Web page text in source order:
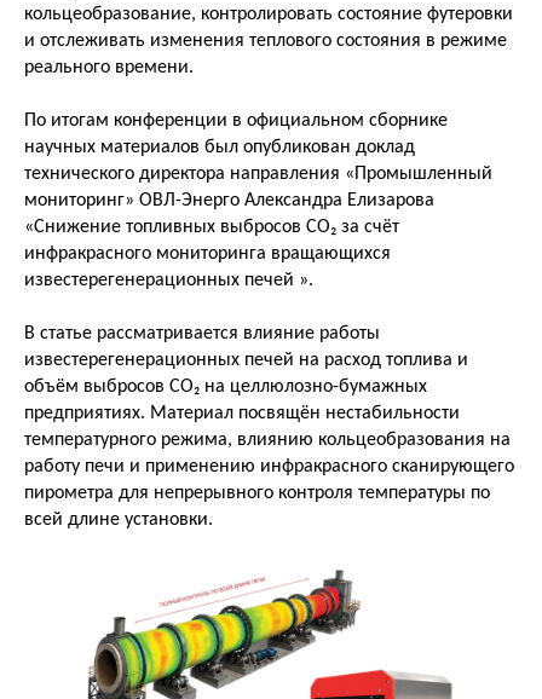
кольцеобразование, контролировать состояние футеровки
и отслеживать изменения теплового состояния в режиме
реального времени.
По итогам конференции в официальном сборнике
научных материалов был опубликован доклад
технического директора направления «Промышленный
мониторинг» ОВЛ-Энерго Александра Елизарова
«Снижение топливных выбросов CO₂ за счёт
инфракрасного мониторинга вращающихся
известерегенерационных печей ».
В статье рассматривается влияние работы
известерегенерационных печей на расход топлива и
объём выбросов CO₂ на целлюлозно-бумажных
предприятиях. Материал посвящён нестабильности
температурного режима, влиянию кольцеобразования на
работу печи и применению инфракрасного сканирующего
пирометра для непрерывного контроля температуры по
всей длине установки.